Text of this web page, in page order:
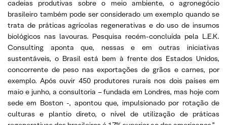
cadeias produtivas sobre o meio ambiente, o agronegócio
brasileiro também pode ser considerado um exemplo quando se
trata de práticas agrícolas regenerativas e do uso de insumos
biológicos nas lavouras. Pesquisa recém-concluída pela L.E.K.
Consulting aponta que, nessas e em outras iniciativas
sustentáveis, o Brasil está bem à frente dos Estados Unidos,
concorrente de peso nas exportações de grãos e carnes, por
exemplo. Após ouvir 450 produtores rurais nos dois países em
maio e junho, a consultoria – fundada em Londres, mas hoje com
sede em Boston -, apontou que, impulsionado por rotação de
culturas e plantio direto, o nível de utilização de práticas